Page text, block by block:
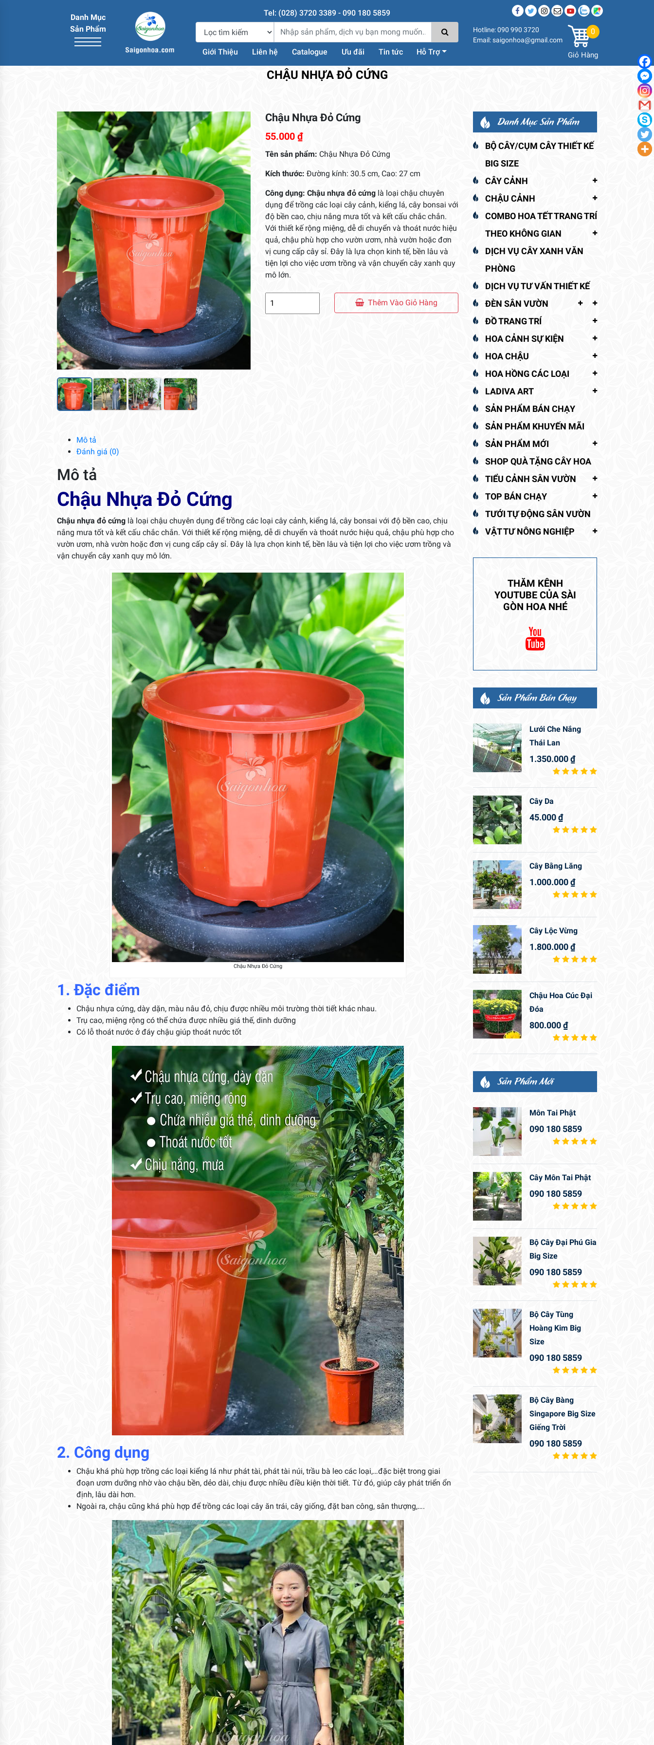
Danh Mục
Sản Phẩm
Tel: (028) 3720 3389 - 090 180 5859
Giới Thiệu Liên hệ Catalogue Ưu đãi Tin tức Hỗ Trợ
Hotline: 090 990 3720
Email: saigonhoa@gmail.com
0
Giỏ Hàng
CHẬU NHỰA ĐỎ CỨNG
Chậu Nhựa Đỏ Cứng
55.000 ₫
Tên sản phẩm: Chậu Nhựa Đỏ Cứng
Kích thước: Đường kính: 30.5 cm, Cao: 27 cm
Công dụng: Chậu nhựa đỏ cứng là loại chậu chuyên
dụng để trồng các loại cây cảnh, kiểng lá, cây bonsai với
độ bền cao, chịu nắng mưa tốt và kết cấu chắc chắn.
Với thiết kế rộng miệng, dễ di chuyển và thoát nước hiệu
quả, chậu phù hợp cho vườn ươm, nhà vườn hoặc đơn
vị cung cấp cây sỉ. Đây là lựa chọn kinh tế, bền lâu và
tiện lợi cho việc ươm trồng và vận chuyển cây xanh quy
mô lớn.
Thêm Vào Giỏ Hàng
Mô tả
Đánh giá (0)
Mô tả
Chậu Nhựa Đỏ Cứng
Chậu nhựa đỏ cứng là loại chậu chuyên dụng để trồng các loại cây cảnh, kiểng lá, cây bonsai với độ bền cao, chịu
nắng mưa tốt và kết cấu chắc chắn. Với thiết kế rộng miệng, dễ di chuyển và thoát nước hiệu quả, chậu phù hợp cho
vườn ươm, nhà vườn hoặc đơn vị cung cấp cây sỉ. Đây là lựa chọn kinh tế, bền lâu và tiện lợi cho việc ươm trồng và
vận chuyển cây xanh quy mô lớn.
Chậu Nhựa Đỏ Cứng
1. Đặc điểm
Chậu nhựa cứng, dày dặn, màu nâu đỏ, chịu được nhiều môi trường thời tiết khác nhau.
Trụ cao, miệng rộng có thể chứa được nhiều giá thế, dinh dưỡng
Có lỗ thoát nước ở đáy chậu giúp thoát nước tốt
2. Công dụng
Chậu khá phù hợp trồng các loại kiểng lá như phát tài, phát tài núi, trầu bà leo các loại,…đặc biệt trong giai
đoạn ươm dưỡng nhờ vào chậu bền, dẻo dài, chịu được nhiều điều kiện thời tiết. Từ đó, giúp cây phát triển ổn
định, lâu dài hơn.
Ngoài ra, chậu cũng khá phù hợp để trồng các loại cây ăn trái, cây giống, đặt ban công, sân thượng,….
Danh Mục Sản Phẩm
BỘ CÂY/CỤM CÂY THIẾT KẾ
BIG SIZE
CÂY CẢNH
CHẬU CẢNH
COMBO HOA TẾT TRANG TRÍ
THEO KHÔNG GIAN
DỊCH VỤ CÂY XANH VĂN
PHÒNG
DỊCH VỤ TƯ VẤN THIẾT KẾ
ĐÈN SÂN VƯỜN
ĐỒ TRANG TRÍ
HOA CẢNH SỰ KIỆN
HOA CHẬU
HOA HỒNG CÁC LOẠI
LADIVA ART
SẢN PHẨM BÁN CHẠY
SẢN PHẨM KHUYẾN MÃI
SẢN PHẨM MỚI
SHOP QUÀ TẶNG CÂY HOA
TIỂU CẢNH SÂN VƯỜN
TOP BÁN CHẠY
TƯỚI TỰ ĐỘNG SÂN VƯỜN
VẬT TƯ NÔNG NGHIỆP
THĂM KÊNH
YOUTUBE CỦA SÀI
GÒN HOA NHÉ
Sản Phẩm Bán Chạy
Lưới Che Nắng
Thái Lan
1.350.000₫
Cây Da
45.000₫
Cây Bằng Lăng
1.000.000₫
Cây Lộc Vừng
1.800.000₫
Chậu Hoa Cúc Đại
Đóa
800.000₫
Sản Phẩm Mới
Môn Tai Phật
090 180 5859
Cây Môn Tai Phật
090 180 5859
Bộ Cây Đại Phú Gia
Big Size
090 180 5859
Bộ Cây Tùng
Hoàng Kim Big
Size
090 180 5859
Bộ Cây Bàng
Singapore Big Size
Giếng Trời
090 180 5859